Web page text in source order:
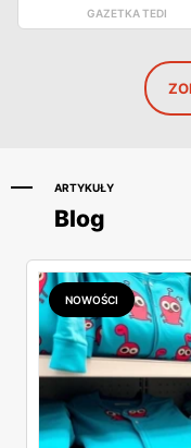
GAZETKA TEDI
ARTYKUŁY
Blog
NOWOŚCI